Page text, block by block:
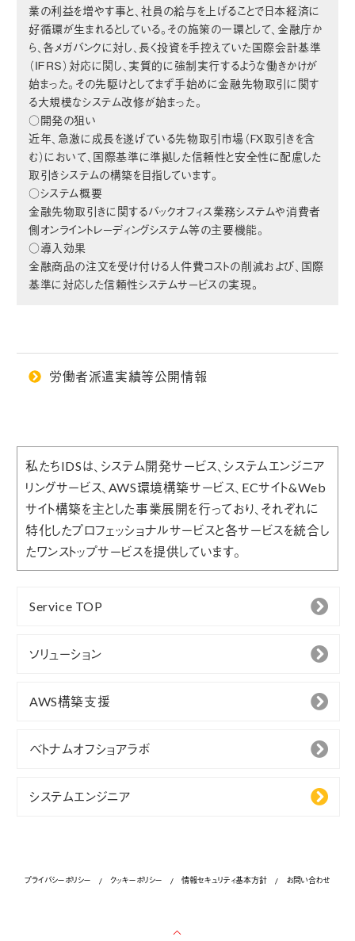
業の利益を増やす事と、社員の給与を上げることで日本経済に
好循環が生まれるとしている。その施策の一環として、金融庁か
ら、各メガバンクに対し、長く投資を手控えていた国際会計基準
（ＩＦＲＳ）対応に関し、実質的に強制実行するような働きかけが
始まった。その先駆けとしてまず手始めに金融先物取引に関す
る大規模なシステム改修が始まった。
○開発の狙い
近年、急激に成長を遂げている先物取引市場（FX取引きを含
む）において、国際基準に準拠した信頼性と安全性に配慮した
取引きシステムの構築を目指しています。
○システム概要
金融先物取引きに関するバックオフィス業務システムや消費者
側オンライントレーディングシステム等の主要機能。
○導入効果
金融商品の注文を受け付ける人件費コストの削減および、国際
基準に対応した信頼性システムサービスの実現。
労働者派遣実績等公開情報
私たちIDSは、システム開発サービス、システムエンジニア
リングサービス、AWS環境構築サービス、ECサイト&Web
サイト構築を主とした事業展開を行っており、それぞれに
特化したプロフェッショナルサービスと各サービスを統合し
たワンストップサービスを提供しています。
Service TOP
ソリューション
AWS構築支援
ベトナムオフショアラボ
システムエンジニア
プライバシーポリシー クッキーポリシー 情報セキュリティ基本方針 お問い合わせ